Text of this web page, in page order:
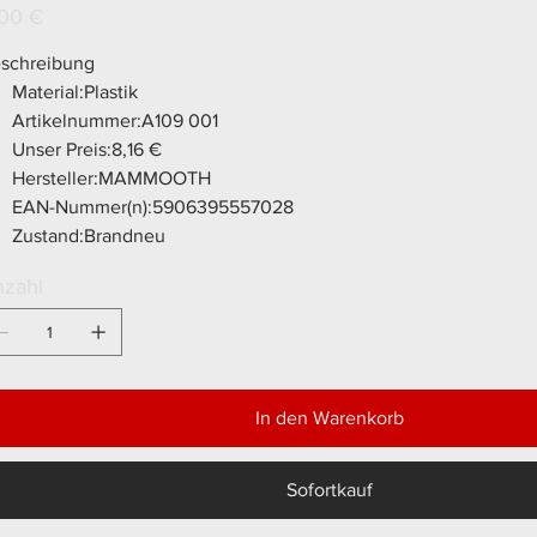
Material:Plastik
Artikelnummer:A109 001
Unser Preis:8,16 €
Hersteller:MAMMOOTH
EAN-Nummer(n):5906395557028
Zustand:Brandneu
In den Warenkorb
Sofortkauf